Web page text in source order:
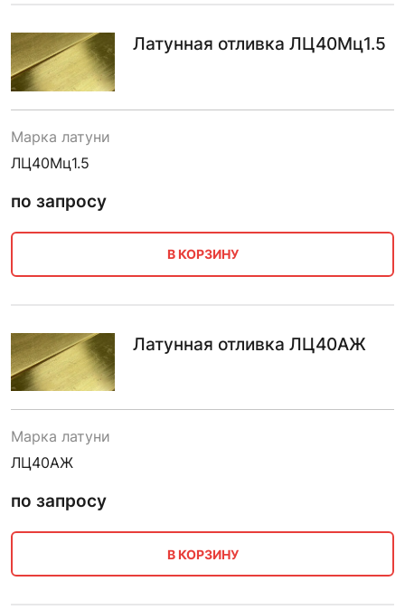
Латунная отливка ЛЦ40Мц1.5
Марка латуни
ЛЦ40Мц1.5
по запросу
В КОРЗИНУ
Латунная отливка ЛЦ40АЖ
Марка латуни
ЛЦ40АЖ
по запросу
В КОРЗИНУ